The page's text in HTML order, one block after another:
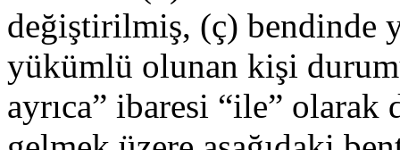
değiştirilmiş, (ç) bendinde
yükümlü olunan kişi
ayrıca” ibaresi “ile”